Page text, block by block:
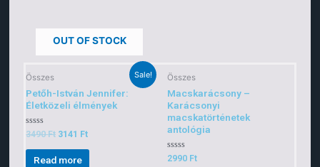
Sale!
OUT OF STOCK
Összes
Petőh-István Jennifer:
Életközeli élmények
Rated
out
3490Ft 3141 Ft
Read more
Összes
Macskarácsony –
Karácsonyi
macskatörténetek
antológia
Rated
2990 Ft